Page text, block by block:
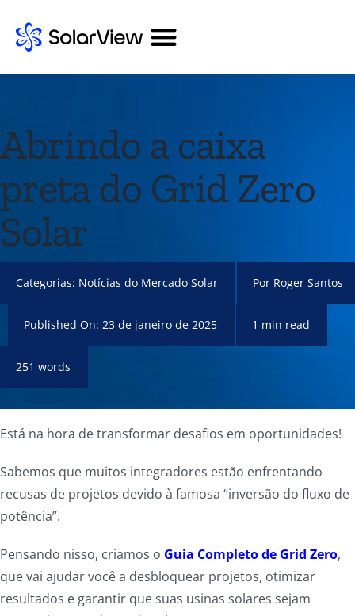
Abrindo a caixa
preta do Grid Zero
Solar
Categorias: Notícias do Mercado Solar Por Roger Santos
Published On: 23 de janeiro de 2025 1 min read
251 words
Está na hora de transformar desafios em oportunidades!
Sabemos que muitos integradores estão enfrentando
recusas de projetos devido à famosa “inversão do fluxo de
potência”.
Pensando nisso, criamos o Guia Completo de Grid Zero,
que vai ajudar você a desbloquear projetos, otimizar
resultados e garantir que suas usinas solares sejam